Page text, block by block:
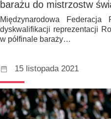
barażu do mistrzostw
Międzynarodowa
dyskwalifikacji reprezentacji
w półfinale baraży…
15 listopada 2021